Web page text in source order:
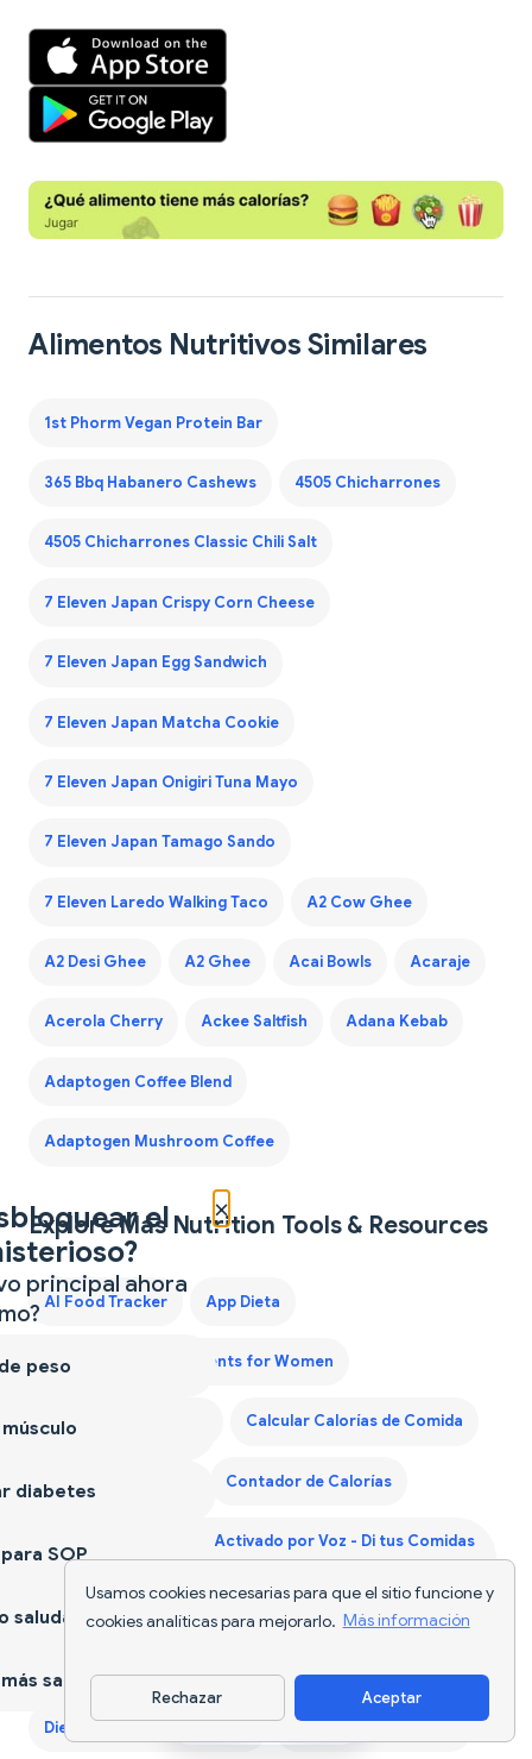
Usamos cookies necesarias para que el sitio funcione y
cookies analíticas para mejorarlo. Más información
Rechazar Aceptar
Alimentos Nutritivos Similares
1st Phorm Vegan Protein Bar
365 Bbq Habanero Cashews 4505 Chicharrones
4505 Chicharrones Classic Chili Salt
7 Eleven Japan Crispy Corn Cheese
7 Eleven Japan Egg Sandwich
7 Eleven Japan Matcha Cookie
7 Eleven Japan Onigiri Tuna Mayo
7 Eleven Japan Tamago Sando
7 Eleven Laredo Walking Taco A2 Cow Ghee
A2 Desi Ghee A2 Ghee Acai Bowls Acaraje
Acerola Cherry Ackee Saltfish Adana Kebab
Adaptogen Coffee Blend
Adaptogen Mushroom Coffee
Explore Más Nutrition Tools & Resources
AI Food Tracker App Dieta
Best Protein Supplements for Women
Best Weight Loss Pills Calcular Calorías de Comida
Calorie Deficit Diet Contador de Calorías
Contador de Calorías Activado por Voz - Di tus Comidas
Contador de Calorías para Comida Española -
Diet Supplements Nutrition
Descargar app
×
el
principal ahora
peso
diabetes
SOP
saludable
sano